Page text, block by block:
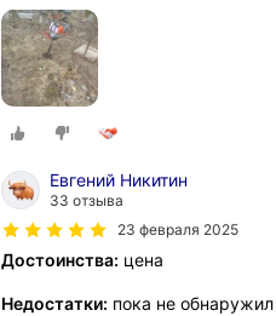
Евгений Никитин
33 отзыва
23 февраля 2025
Достоинства: цена
Недостатки: пока не обнаружил